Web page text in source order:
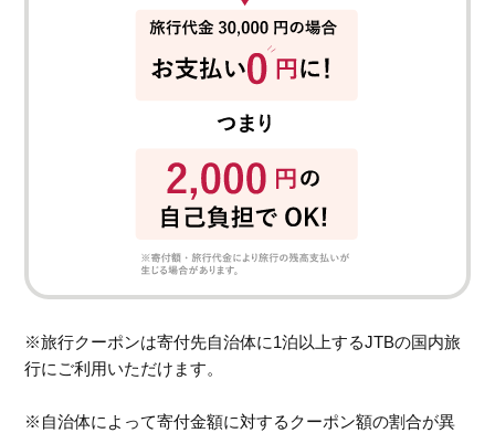
※旅行クーポンは寄付先自治体に1泊以上するJTBの国内旅
行にご利用いただけます。
※自治体によって寄付金額に対するクーポン額の割合が異